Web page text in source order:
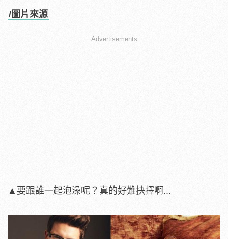
/圖片來源
Advertisements
▲要跟誰一起泡澡呢？真的好難抉擇啊...